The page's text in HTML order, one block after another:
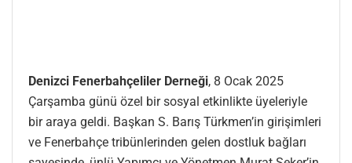
Denizci Fenerbahçeliler Derneği, 8 Ocak 2025
Çarşamba günü özel bir sosyal etkinlikte üyeleriyle
bir araya geldi. Başkan S. Barış Türkmen’in girişimleri
ve Fenerbahçe tribünlerinden gelen dostluk bağları